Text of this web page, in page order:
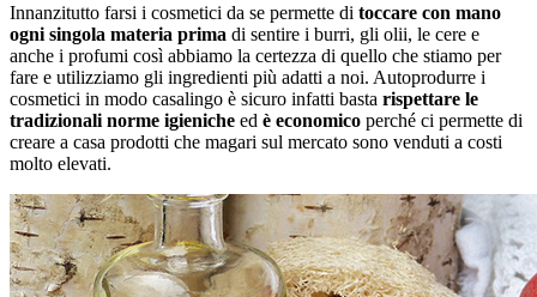
Innanzitutto farsi i cosmetici da se permette di toccare con mano
ogni singola materia prima di sentire i burri, gli olii, le cere e
anche i profumi così abbiamo la certezza di quello che stiamo per
fare e utilizziamo gli ingredienti più adatti a noi. Autoprodurre i
cosmetici in modo casalingo è sicuro infatti basta rispettare le
tradizionali norme igieniche ed è economico perché ci permette di
creare a casa prodotti che magari sul mercato sono venduti a costi
molto elevati.